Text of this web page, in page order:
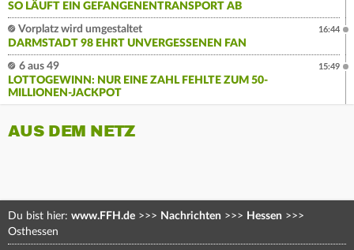
SO LÄUFT EIN GEFANGENENTRANSPORT AB
Vorplatz wird umgestaltet
DARMSTADT 98 EHRT UNVERGESSENEN FAN
16:44
6 aus 49
LOTTOGEWINN: NUR EINE ZAHL FEHLTE ZUM 50-
MILLIONEN-JACKPOT
15:49
AUS DEM NETZ
Du bist hier: www.FFH.de >>> Nachrichten >>> Hessen >>>
Osthessen